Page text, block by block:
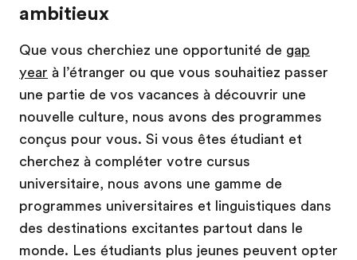
ambitieux
Que vous cherchiez une opportunité de gap
year à l’étranger ou que vous souhaitiez passer
une partie de vos vacances à découvrir une
nouvelle culture, nous avons des programmes
conçus pour vous. Si vous êtes étudiant et
cherchez à compléter votre cursus
universitaire, nous avons une gamme de
programmes universitaires et linguistiques dans
des destinations excitantes partout dans le
monde. Les étudiants plus jeunes peuvent opter